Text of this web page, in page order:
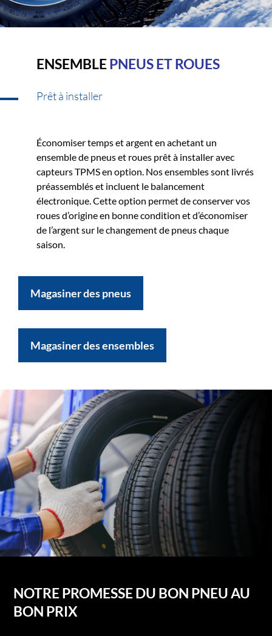
ENSEMBLEPNEUS ET ROUES
Prêt à installer
Économiser temps et argent en achetant un
ensemble de pneus et roues prêt à installer avec
capteurs TPMS en option. Nos ensembles sont livrés
préassemblés et incluent le balancement
électronique. Cette option permet de conserver vos
roues d’origine en bonne condition et d’économiser
de l’argent sur le changement de pneus chaque
saison.
Magasiner des pneus
Magasiner des ensembles
NOTRE PROMESSE DU BON PNEU AU
BON PRIX